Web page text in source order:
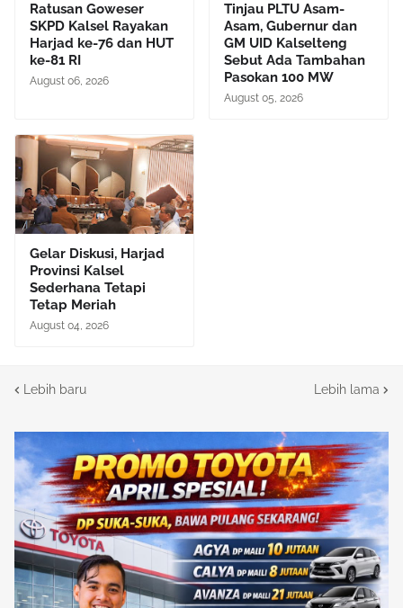
Ratusan Goweser
SKPD Kalsel Rayakan
Harjad ke-76 dan HUT
ke-81 RI
August 06, 2026
Tinjau PLTU Asam-
Asam, Gubernur dan
GM UID Kalselteng
Sebut Ada Tambahan
Pasokan 100 MW
August 05, 2026
Gelar Diskusi, Harjad
Provinsi Kalsel
Sederhana Tetapi
Tetap Meriah
August 04, 2026
Lebih baru Lebih lama